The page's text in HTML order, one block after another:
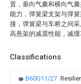
置，垂向气囊和横向气
能力，弹簧梁支架与弹
接，弹簧梁与车桥之间
高悬架的减震性能，减缓
Classifications
B60G11/27